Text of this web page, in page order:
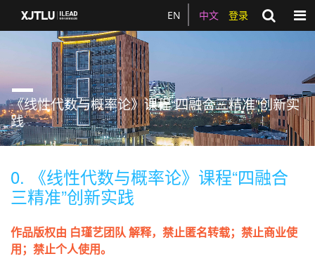
EN 中文 登录
《线性代数与概率论》课程“四融合三精准”创新实
践
0. 《线性代数与概率论》课程“四融合
三精准”创新实践
作品版权由 白瑾艺团队 解释，禁止匿名转载；禁止商业使
用；禁止个人使用。